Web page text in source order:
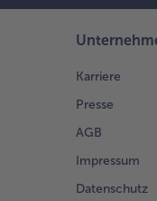
Karriere
Presse
AGB
Impressum
Datenschutz